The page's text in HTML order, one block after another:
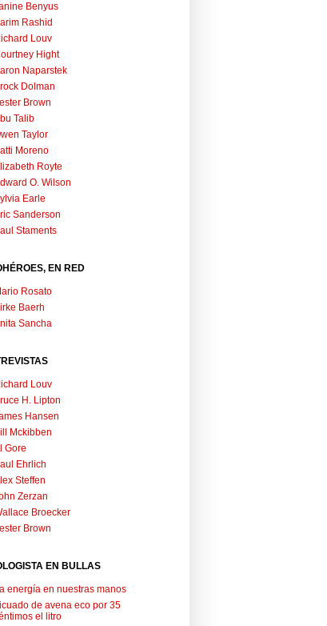
Benyus
Rashid
Louv
Hight
Naparstek
Dolman
Brown
Talib
Taylor
Moreno
Royte
O. Wilson
Earle
Sanderson
Staments
EN RED
Rosato
Baerh
Sancha
Louv
H. Lipton
Hansen
Mckibben
Gore
Ehrlich
Steffen
Zerzan
Broecker
Brown
EN BULLAS
energía en nuestras manos
de avena eco por 35
el litro